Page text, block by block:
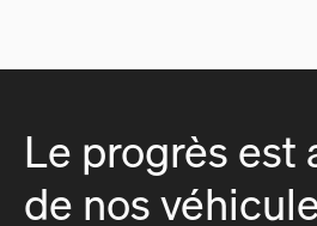
Le progrès
de nos